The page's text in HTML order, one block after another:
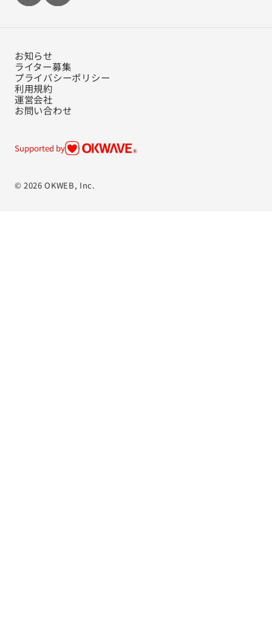
お知らせ
ライター募集
プライバシーポリシー
利用規約
運営会社
お問い合わせ
Supported by
© 2026 OKWEB, Inc.